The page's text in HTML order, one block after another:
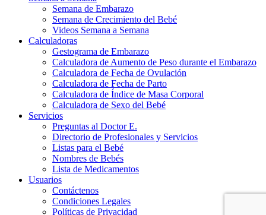
Semana de Embarazo
Semana de Crecimiento del Bebé
Videos Semana a Semana
Calculadoras
Gestograma de Embarazo
Calculadora de Aumento de Peso durante el Embarazo
Calculadora de Fecha de Ovulación
Calculadora de Fecha de Parto
Calculadora de Índice de Masa Corporal
Calculadora de Sexo del Bebé
Servicios
Preguntas al Doctor E.
Directorio de Profesionales y Servicios
Listas para el Bebé
Nombres de Bebés
Lista de Medicamentos
Usuarios
Contáctenos
Condiciones Legales
Políticas de Privacidad